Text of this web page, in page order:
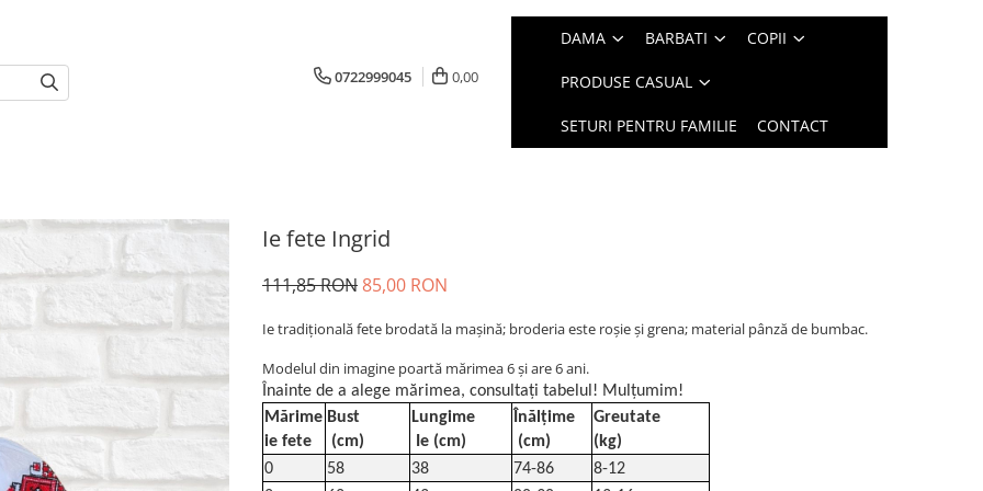
0722999045 0,00
DAMA BARBATI COPII
PRODUSE CASUAL
SETURI PENTRU FAMILIE CONTACT
Ie fete Ingrid
111,85 RON85,00 RON
Ie tradiţională fete brodată la maşină; broderia este roșie și grena; material pânză de bumbac.
Modelul din imagine poartă mărimea 6 și are 6 ani.
Înainte de a alege mărimea, consultați tabelul! Mulțumim!
Mărime
ie fete
Bust
(cm)
Lungime
Ie (cm)
Înălțime
(cm)
Greutate
(kg)
0
58 38 74-86
8-12